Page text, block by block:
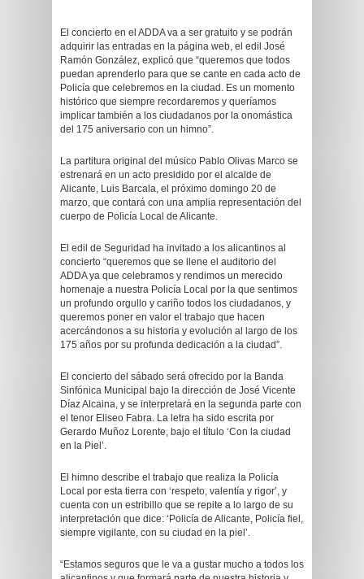
El concierto en el ADDA va a ser gratuito y se podrán
adquirir las entradas en la página web, el edil José
Ramón González, explicó que “queremos que todos
puedan aprenderlo para que se cante en cada acto de
Policía que celebremos en la ciudad. Es un momento
histórico que siempre recordaremos y queríamos
implicar también a los ciudadanos por la onomástica
del 175 aniversario con un himno”.
La partitura original del músico Pablo Olivas Marco se
estrenará en un acto presidido por el alcalde de
Alicante, Luis Barcala, el próximo domingo 20 de
marzo, que contará con una amplia representación del
cuerpo de Policía Local de Alicante.
El edil de Seguridad ha invitado a los alicantinos al
concierto “queremos que se llene el auditorio del
ADDA ya que celebramos y rendimos un merecido
homenaje a nuestra Policía Local por la que sentimos
un profundo orgullo y cariño todos los ciudadanos, y
queremos poner en valor el trabajo que hacen
acercándonos a su historia y evolución al largo de los
175 años por su profunda dedicación a la ciudad”.
El concierto del sábado será ofrecido por la Banda
Sinfónica Municipal bajo la dirección de José Vicente
Díaz Alcaina, y se interpretará en la segunda parte con
el tenor Eliseo Fabra. La letra ha sido escrita por
Gerardo Muñoz Lorente, bajo el título ‘Con la ciudad
en la Piel’.
El himno describe el trabajo que realiza la Policía
Local por esta tierra con ‘respeto, valentía y rigor’, y
cuenta con un estribillo que se repite a lo largo de su
interpretación que dice: ‘Policía de Alicante, Policía fiel,
siempre vigilante, con su ciudad en la piel’.
“Estamos seguros que le va a gustar mucho a todos los